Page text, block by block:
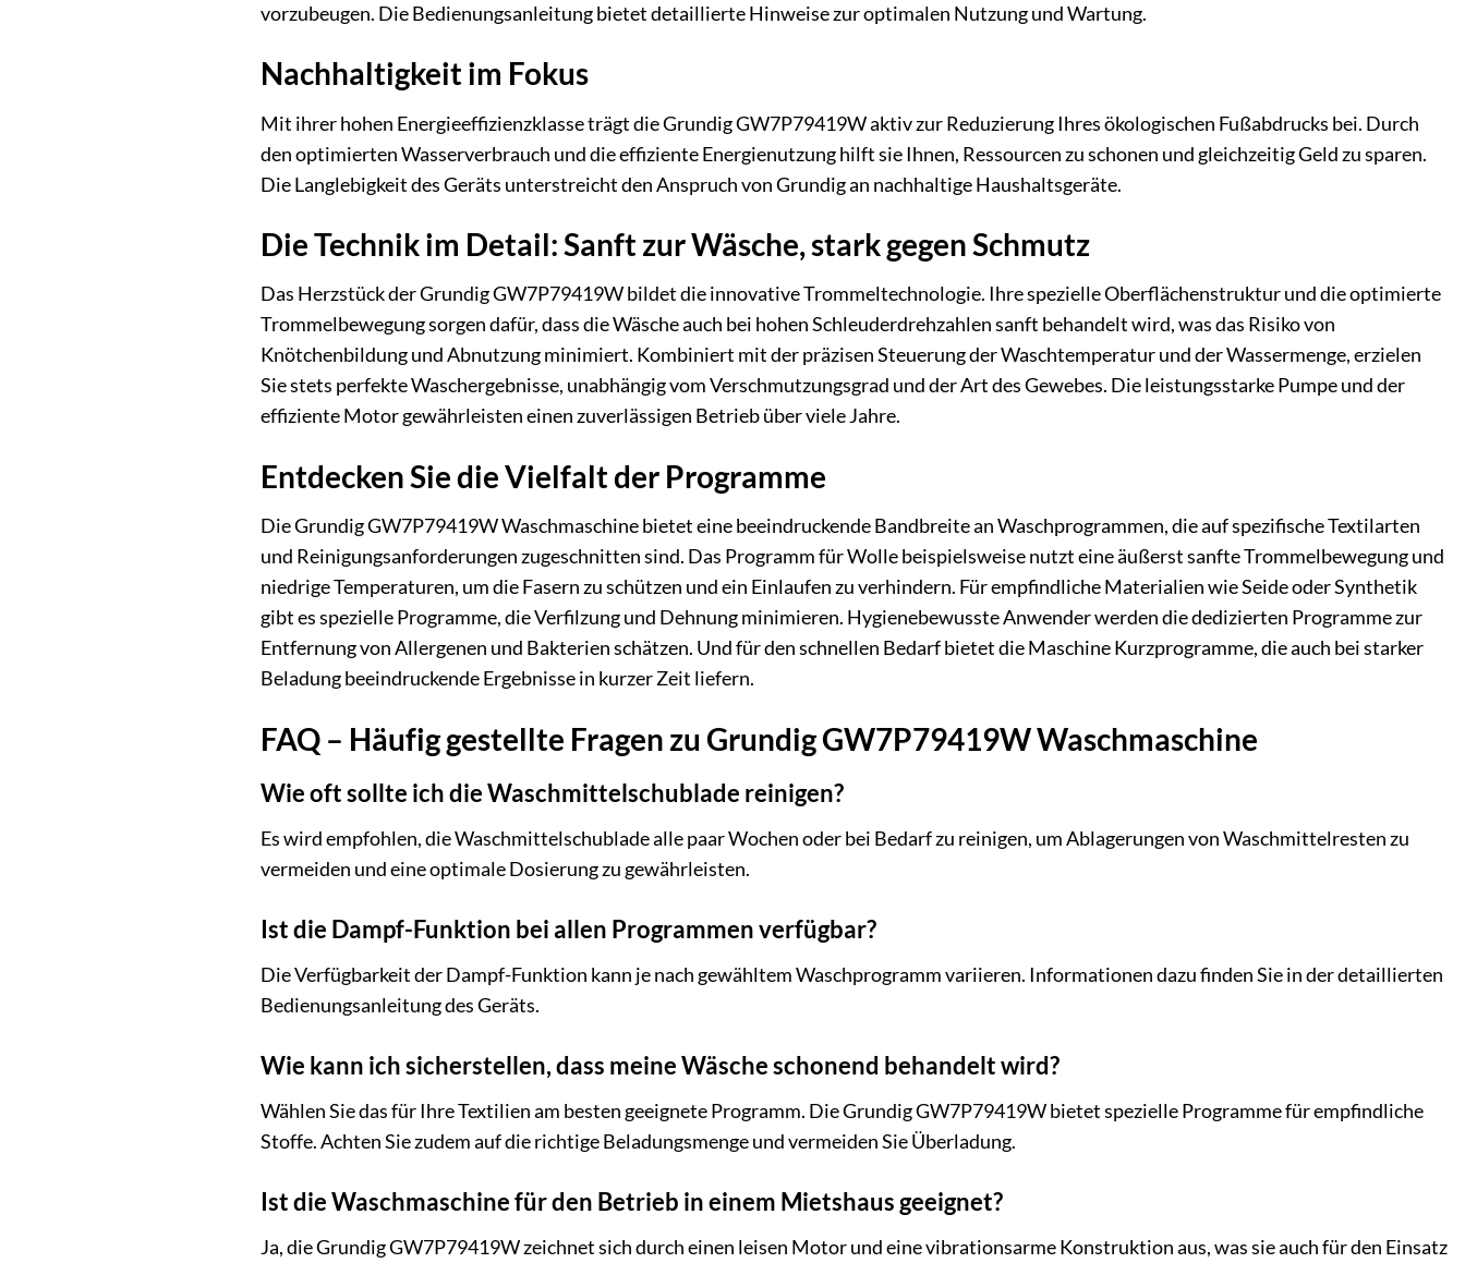
vorzubeugen. Die Bedienungsanleitung bietet detaillierte Hinweise zur optimalen Nutzung und Wartung.
Nachhaltigkeit im Fokus
Mit ihrer hohen Energieeffizienzklasse trägt die Grundig GW7P79419W aktiv zur Reduzierung Ihres ökologischen Fußabdrucks bei. Durch
den optimierten Wasserverbrauch und die effiziente Energienutzung hilft sie Ihnen, Ressourcen zu schonen und gleichzeitig Geld zu sparen.
Die Langlebigkeit des Geräts unterstreicht den Anspruch von Grundig an nachhaltige Haushaltsgeräte.
Die Technik im Detail: Sanft zur Wäsche, stark gegen Schmutz
Das Herzstück der Grundig GW7P79419W bildet die innovative Trommeltechnologie. Ihre spezielle Oberflächenstruktur und die optimierte
Trommelbewegung sorgen dafür, dass die Wäsche auch bei hohen Schleuderdrehzahlen sanft behandelt wird, was das Risiko von
Knötchenbildung und Abnutzung minimiert. Kombiniert mit der präzisen Steuerung der Waschtemperatur und der Wassermenge, erzielen
Sie stets perfekte Waschergebnisse, unabhängig vom Verschmutzungsgrad und der Art des Gewebes. Die leistungsstarke Pumpe und der
effiziente Motor gewährleisten einen zuverlässigen Betrieb über viele Jahre.
Entdecken Sie die Vielfalt der Programme
Die Grundig GW7P79419W Waschmaschine bietet eine beeindruckende Bandbreite an Waschprogrammen, die auf spezifische Textilarten
und Reinigungsanforderungen zugeschnitten sind. Das Programm für Wolle beispielsweise nutzt eine äußerst sanfte Trommelbewegung und
niedrige Temperaturen, um die Fasern zu schützen und ein Einlaufen zu verhindern. Für empfindliche Materialien wie Seide oder Synthetik
gibt es spezielle Programme, die Verfilzung und Dehnung minimieren. Hygienebewusste Anwender werden die dedizierten Programme zur
Entfernung von Allergenen und Bakterien schätzen. Und für den schnellen Bedarf bietet die Maschine Kurzprogramme, die auch bei starker
Beladung beeindruckende Ergebnisse in kurzer Zeit liefern.
FAQ – Häufig gestellte Fragen zu Grundig GW7P79419W Waschmaschine
Wie oft sollte ich die Waschmittelschublade reinigen?
Es wird empfohlen, die Waschmittelschublade alle paar Wochen oder bei Bedarf zu reinigen, um Ablagerungen von Waschmittelresten zu
vermeiden und eine optimale Dosierung zu gewährleisten.
Ist die Dampf-Funktion bei allen Programmen verfügbar?
Die Verfügbarkeit der Dampf-Funktion kann je nach gewähltem Waschprogramm variieren. Informationen dazu finden Sie in der detaillierten
Bedienungsanleitung des Geräts.
Wie kann ich sicherstellen, dass meine Wäsche schonend behandelt wird?
Wählen Sie das für Ihre Textilien am besten geeignete Programm. Die Grundig GW7P79419W bietet spezielle Programme für empfindliche
Stoffe. Achten Sie zudem auf die richtige Beladungsmenge und vermeiden Sie Überladung.
Ist die Waschmaschine für den Betrieb in einem Mietshaus geeignet?
Ja, die Grundig GW7P79419W zeichnet sich durch einen leisen Motor und eine vibrationsarme Konstruktion aus, was sie auch für den Einsatz